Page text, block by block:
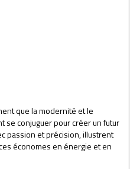
que la modernité et le
conjuguer pour créer un futur
passion et précision, illustrent
économes en énergie et en